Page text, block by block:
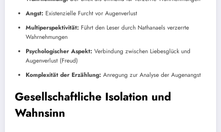
Angst: Existenzielle Furcht vor Augenverlust
Multiperspektivität: Führt den Leser durch Nathanaels verzerrte
Wahrnehmungen
Psychologischer Aspekt: Verbindung zwischen Liebesglück und
Augenverlust (Freud)
Komplexität der Erzählung: Anregung zur Analyse der Augenangst
Gesellschaftliche Isolation und
Wahnsinn